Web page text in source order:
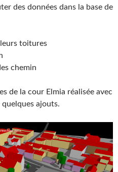
des données dans la base de
toitures
chemin
de la cour Elmia réalisée avec
quelques ajouts.